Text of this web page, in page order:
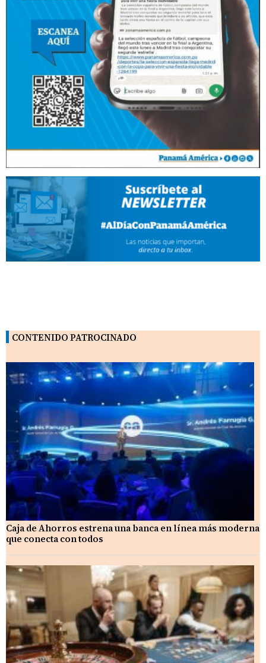
CONTENIDO PATROCINADO
Caja de Ahorros estrena una banca en línea más moderna
que conecta con todos